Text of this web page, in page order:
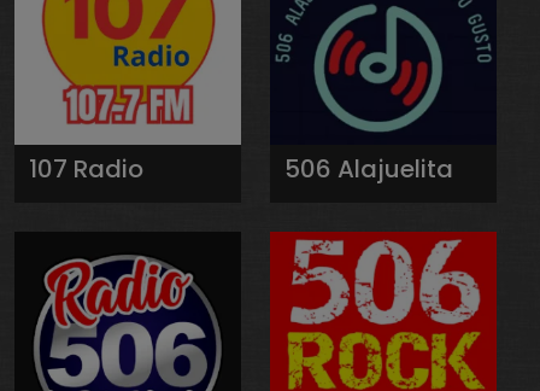
107 Radio 506 Alajuelita